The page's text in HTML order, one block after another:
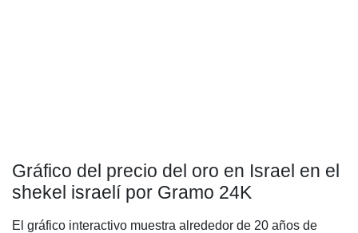
Gráfico del precio del oro en Israel en el
shekel israelí por Gramo 24K
El gráfico interactivo muestra alrededor de 20 años de